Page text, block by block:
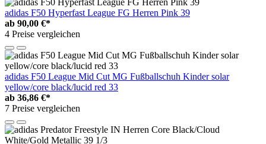
adidas F50 Hyperfast League FG Herren Pink 39
ab 90,00 €*
4 Preise vergleichen
adidas F50 League Mid Cut MG Fußballschuh Kinder solar
yellow/core black/lucid red 33
ab 36,86 €*
7 Preise vergleichen